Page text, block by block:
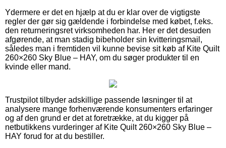
Ydermere er det en hjælp at du er klar over de vigtigste
regler der gør sig gældende i forbindelse med købet, f.eks.
den returneringsret virksomheden har. Her er det desuden
afgørende, at man stadig bibeholder sin kvitteringsmail,
således man i fremtiden vil kunne bevise sit køb af Kite Quilt
260×260 Sky Blue – HAY, om du søger produkter til en
kvinde eller mand.
Trustpilot tilbyder adskillige passende løsninger til at
analysere mange forhenværende konsumenters erfaringer
og af den grund er det at foretrække, at du kigger på
netbutikkens vurderinger af Kite Quilt 260×260 Sky Blue –
HAY forud for at du bestiller.